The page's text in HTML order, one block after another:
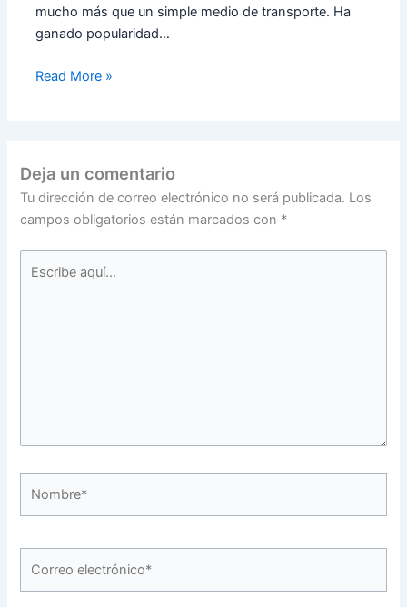
mucho más que un simple medio de transporte. Ha
ganado popularidad…
Read More »
Deja un comentario
Tu dirección de correo electrónico no será publicada. Los
campos obligatorios están marcados con *